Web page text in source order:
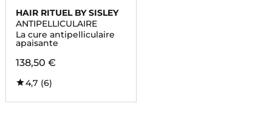
HAIR RITUEL BY SISLEY
ANTIPELLICULAIRE
La cure antipelliculaire
apaisante
138,50 €
4,7 (6)